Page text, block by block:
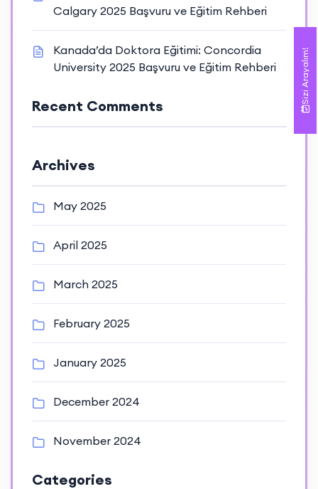
Calgary 2025 Başvuru ve Eğitim Rehberi
Kanada’da Doktora Eğitimi: Concordia
University 2025 Başvuru ve Eğitim Rehberi
Recent Comments
Archives
May 2025
April 2025
March 2025
February 2025
January 2025
December 2024
November 2024
Categories
Sizi Arayalım!